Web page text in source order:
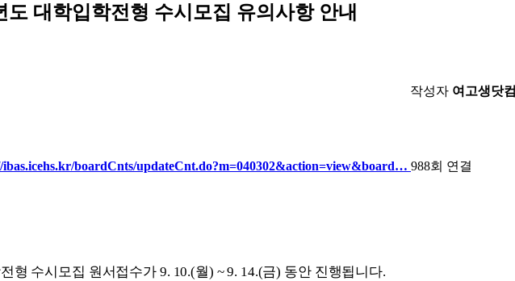
도 대학입학전형 수시모집 유의사항 안내
작성자 여고생닷컴
boardCnts/updateCnt.do?m=040302&action=view&board… 988회 연결
형 수시모집 원서접수가 9. 10.(월) ~ 9. 14.(금) 동안 진행됩니다.